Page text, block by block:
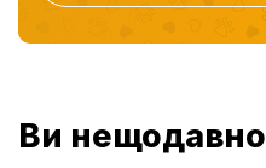
Ви нещодавно